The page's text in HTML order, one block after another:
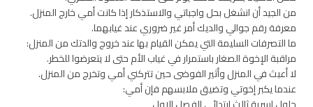
من الجيد أن انشغل بحل واجباتي والاستذكار إذا كانت أمي خارج المنزل.
معرفة رقم جوالي والديك أمر غير ضروري عند غيابهما.
ما التصرفات السليمة التي يمكن القيام بها عند خروج والدتك من المنزل:
مراقبة الإخوة الصغار باستمرار في غياب الأم حتى لا يتعرضوا للخطر.
لا أعبث في المنزل وأثير الفوضى حين تتركني أمي وتخرج من المنزل.
عندما يكبر إخوتي وتضيق ملابسهم فإن أمي: